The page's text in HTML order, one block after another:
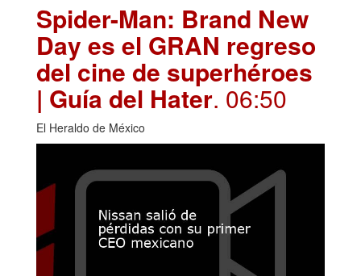
Spider-Man: Brand New
Day es el GRAN regreso
del cine de superhéroes
| Guía del Hater. 06:50
El Heraldo de México